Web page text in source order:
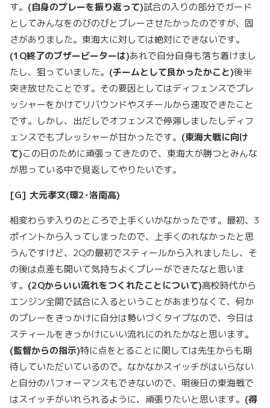
す。 (自身のプレーを振り返って)試合の入りの部分でガード
としてみんなをのびのびとプレーさせたかったのですが、固
さがありました。東海大に対しては絶対にできないです。
(1Q終了のブザービーターは)あれで自分自身も落ち着けまし
たし、狙っていました。 (チームとして良かったかこと)後半
突き放せたことです。その要因としてはディフェンスでプレ
ッシャーをかけてリバウンドやスチールから速攻できたこと
です。しかし、出だしでオフェンスで停滞しましたしディフ
ェンスでもプレッシャーが甘かったです。 (東海大戦に向け
て)この日のために頑張ってきたので、東海大が勝つとみんな
が思っている中で見返してやりたいです。
[G] 大元孝文(環2･洛南高)
相変わらず入りのところで上手くいかなかったです。最初、3
ポイントから入ってしまったので、上手くのれなかったと思
うんですけど、2Qの最初でスティールから入れましたし、そ
の後は点差も開いて気持ちよくプレーができたなと思いま
す。 (2Qからいい流れをつくれたことについて)高校時代から
エンジン全開で試合に入るということがあまりなくて、何か
のプレーをきっかけに自分は勢いづくタイプなので、今日は
スティールをきっかけにいい流れにのれたかなと思います。
(監督からの指示)特に点をとることに関しては先生からも期
待していただいているので。なかなかスイッチがはいらない
と自分のパフォーマンスもできないので、明後日の東海戦で
はスイッチがいれられるように、頑張りたいと思います。 (得